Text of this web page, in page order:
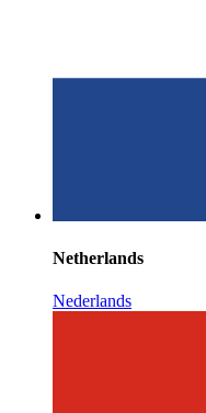
Netherlands
Nederlands